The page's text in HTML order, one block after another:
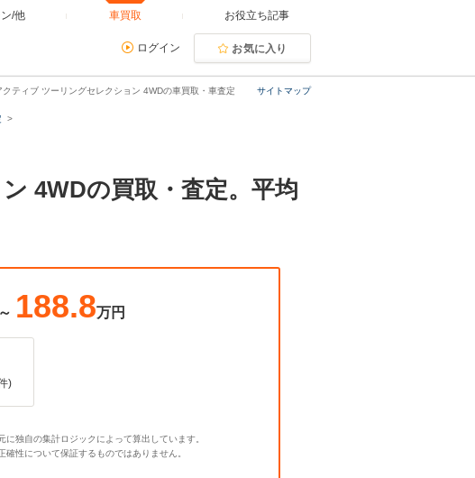
/他 車買取 お役立ち記事
ログイン お気に入り
サイトマップ
ティブ ツーリングセレクション 4WDの車買取・車査定
4WDの買取・査定。平均
～ 188.8万円
)
独自の集計ロジックによって算出しています。
性について保証するものではありません。